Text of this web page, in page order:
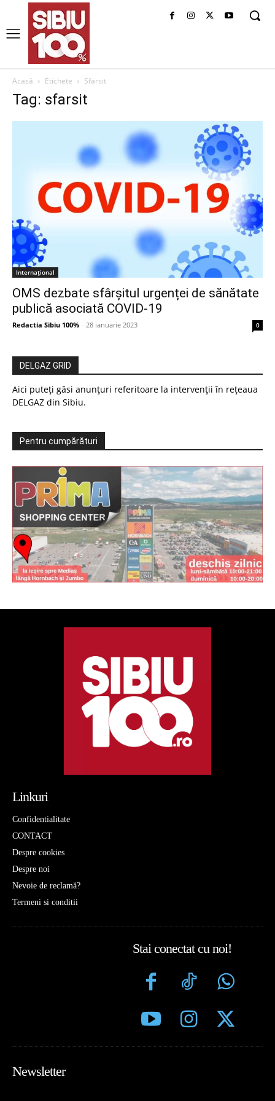
Acasă Etichete Sfarsit
Tag: sfarsit
Internațional
OMS dezbate sfârșitul urgenței de sănătate
publică asociată COVID-19
Redactia Sibiu 100% - 28 ianuarie 2023 0
DELGAZ GRID
Aici puteți găsi anunțuri referitoare la intervenții în rețeaua
DELGAZ din Sibiu.
Pentru cumpărături
Linkuri
Confidentialitate
CONTACT
Despre cookies
Despre noi
Nevoie de reclamă?
Termeni si conditii
Stai conectat cu noi!
Newsletter